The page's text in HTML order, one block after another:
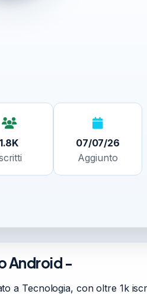
1.8K
07/07/26
Aggiunto
Android -
a Tecnologia, con oltre 1k